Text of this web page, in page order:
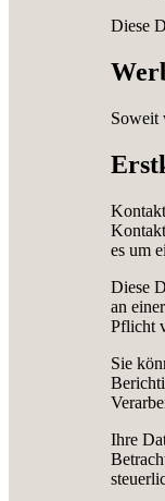
Diese
Soweit
es um
Diese
an
Pflicht
Sie
Ihre